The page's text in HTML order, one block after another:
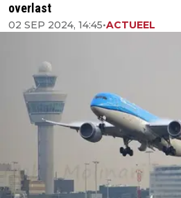
overlast
02 SEP 2024, 14:45•ACTUEEL